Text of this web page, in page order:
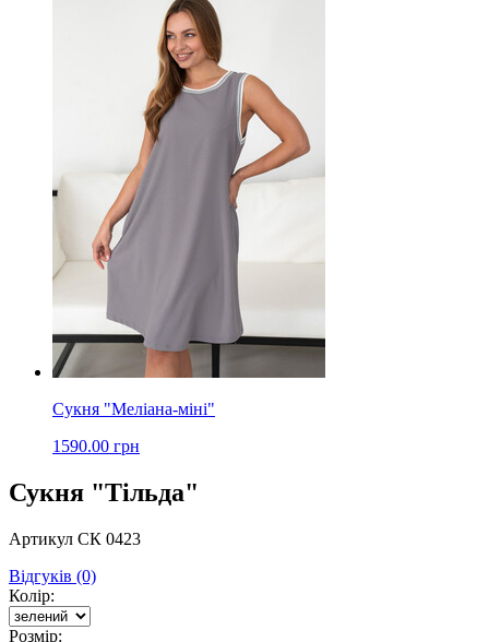
Сукня "Меліана-міні"
1590.00 грн
Сукня "Тільда"
Артикул СК 0423
Відгуків (0)
Колір:
Розмір: